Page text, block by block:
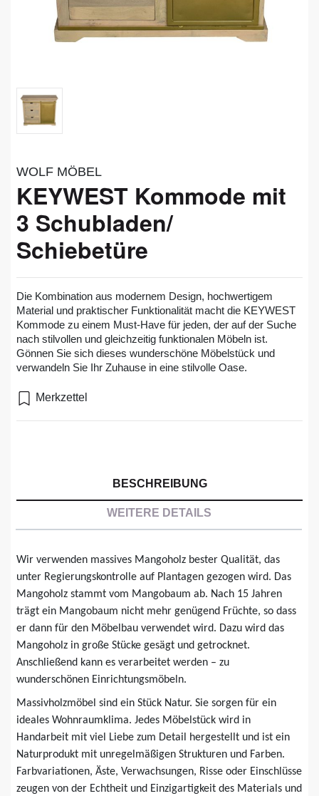
WOLF MÖBEL
KEYWEST Kommode mit
3 Schubladen/
Schiebetüre
Die Kombination aus modernem Design, hochwertigem
Material und praktischer Funktionalität macht die KEYWEST
Kommode zu einem Must-Have für jeden, der auf der Suche
nach stilvollen und gleichzeitig funktionalen Möbeln ist.
Gönnen Sie sich dieses wunderschöne Möbelstück und
verwandeln Sie Ihr Zuhause in eine stilvolle Oase.
Merkzettel
BESCHREIBUNG
WEITERE DETAILS
Wir verwenden massives Mangoholz bester Qualität, das
unter Regierungskontrolle auf Plantagen gezogen wird. Das
Mangoholz stammt vom Mangobaum ab. Nach 15 Jahren
trägt ein Mangobaum nicht mehr genügend Früchte, so dass
er dann für den Möbelbau verwendet wird. Dazu wird das
Mangoholz in große Stücke gesägt und getrocknet.
Anschließend kann es verarbeitet werden – zu
wunderschönen Einrichtungsmöbeln.
Massivholzmöbel sind ein Stück Natur. Sie sorgen für ein
ideales Wohnraumklima. Jedes Möbelstück wird in
Handarbeit mit viel Liebe zum Detail hergestellt und ist ein
Naturprodukt mit unregelmäßigen Strukturen und Farben.
Farbvariationen, Äste, Verwachsungen, Risse oder Einschlüsse
zeugen von der Echtheit und Einzigartigkeit des Materials und